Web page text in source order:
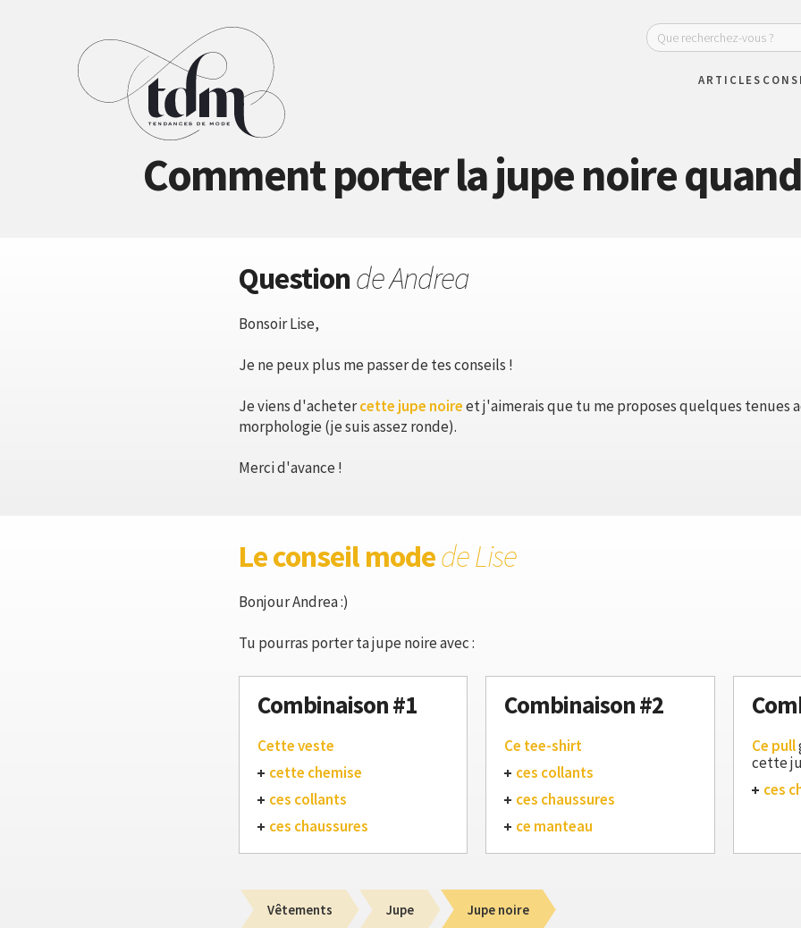
ARTICLES
Comment porter la jupe noire
Questionde Andrea
Bonsoir Lise,
Je ne peux plus me passer de tes conseils !
Je viens d'achetercette jupe noireet j'aimerais que tu me proposes quelques tenues
morphologie (je suis assez ronde).
Merci d'avance !
Le conseil modede Lise
Bonjour Andrea :)
Tu pourras porter ta jupe noire avec :
Combinaison #1
Cette veste
cette chemise
ces collants
ces chaussures
Combinaison #2
Ce tee-shirt
ces collants
ces chaussures
ce manteau
Ce pull
cette
ces
Vêtements Jupe Jupe noire